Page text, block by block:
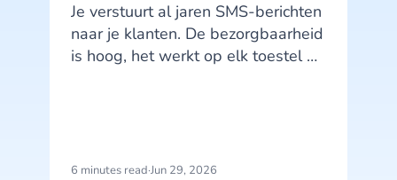
Je verstuurt al jaren SMS-berichten
naar je klanten. De bezorgbaarheid
is hoog, het werkt op elk toestel en
6 minutes read·Jun 29, 2026